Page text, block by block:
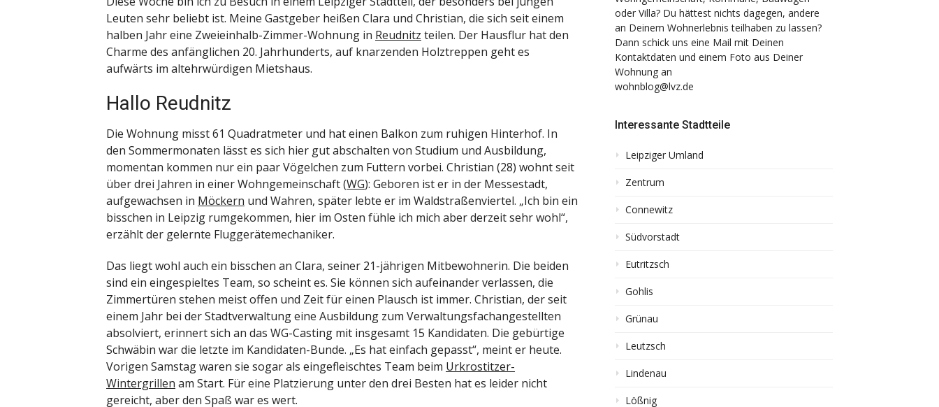
Leuten sehr beliebt ist. Meine Gastgeber heißen Clara und Christian, die sich seit einem
halben Jahr eine Zweieinhalb-Zimmer-Wohnung in Reudnitz teilen. Der Hausflur hat den
Charme des anfänglichen 20. Jahrhunderts, auf knarzenden Holztreppen geht es
aufwärts im altehrwürdigen Mietshaus.
Hallo Reudnitz
Die Wohnung misst 61 Quadratmeter und hat einen Balkon zum ruhigen Hinterhof. In
den Sommermonaten lässt es sich hier gut abschalten von Studium und Ausbildung,
momentan kommen nur ein paar Vögelchen zum Futtern vorbei. Christian (28) wohnt seit
über drei Jahren in einer Wohngemeinschaft (WG): Geboren ist er in der Messestadt,
aufgewachsen in Möckern und Wahren, später lebte er im Waldstraßenviertel. „Ich bin ein
bisschen in Leipzig rumgekommen, hier im Osten fühle ich mich aber derzeit sehr wohl“,
erzählt der gelernte Fluggerätemechaniker.
Das liegt wohl auch ein bisschen an Clara, seiner 21-jährigen Mitbewohnerin. Die beiden
sind ein eingespieltes Team, so scheint es. Sie können sich aufeinander verlassen, die
Zimmertüren stehen meist offen und Zeit für einen Plausch ist immer. Christian, der seit
einem Jahr bei der Stadtverwaltung eine Ausbildung zum Verwaltungsfachangestellten
absolviert, erinnert sich an das WG-Casting mit insgesamt 15 Kandidaten. Die gebürtige
Schwäbin war die letzte im Kandidaten-Bunde. „Es hat einfach gepasst“, meint er heute.
Vorigen Samstag waren sie sogar als eingefleischtes Team beim Urkrostitzer-
Wintergrillen am Start. Für eine Platzierung unter den drei Besten hat es leider nicht
gereicht, aber den Spaß war es wert.
oder Villa? Du hättest nichts dagegen, andere
an Deinem Wohnerlebnis teilhaben zu lassen?
Dann schick uns eine Mail mit Deinen
Kontaktdaten und einem Foto aus Deiner
Wohnung an
wohnblog@lvz.de
Interessante Stadtteile
Leipziger Umland
Zentrum
Connewitz
Südvorstadt
Eutritzsch
Gohlis
Grünau
Leutzsch
Lindenau
Lößnig